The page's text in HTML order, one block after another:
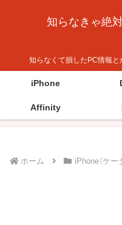
知らなきゃ絶
知らなくて損したPC情報
iPhone
Affinity
ホーム iPhone（ケー